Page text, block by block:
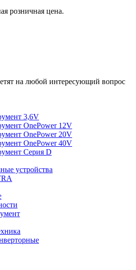
розничная цена.
на любой интересующий вопрос
3,6V
OnePower 12V
OnePower 20V
OnePower 40V
Серия D
устройства